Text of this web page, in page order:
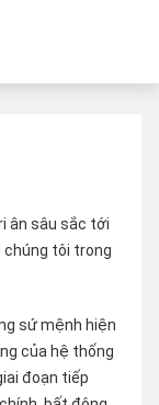
ân sâu sắc tới
chúng tôi trong
sứ mệnh hiện
của hệ thống
đoạn tiếp